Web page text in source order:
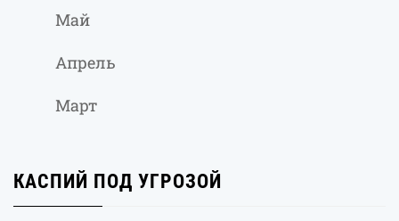
Май
Апрель
Март
КАСПИЙ ПОД УГРОЗОЙ